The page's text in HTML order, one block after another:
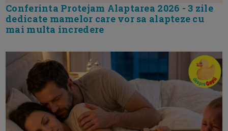
Conferinta Protejam Alaptarea 2026 - 3 zile
dedicate mamelor care vor sa alapteze cu
mai multa incredere